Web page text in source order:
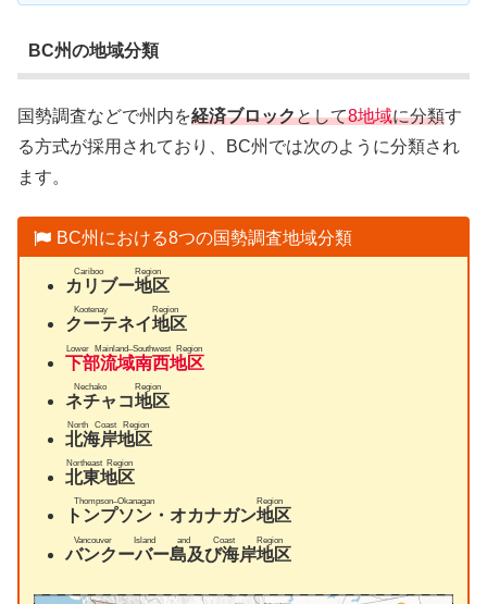
BC州の地域分類
国勢調査などで州内を経済ブロックとして8地域に分類す
る方式が採用されており、BC州では次のように分類され
ます。
BC州における8つの国勢調査地域分類
カリブー地区
Cariboo Region
クーテネイ地区
Kootenay Region
下部流域南西地区
Lower Mainland–Southwest Region
ネチャコ地区
Nechako Region
北海岸地区
North Coast Region
北東地区
Northeast Region
トンプソン・オカナガン地区
Thompson–Okanagan Region
バンクーバー島及び海岸地区
Vancouver Island and Coast Region